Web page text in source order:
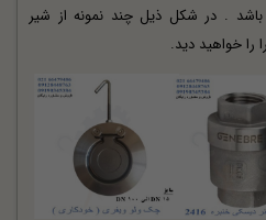
باشد . در شکل ذیل چند نمونه از شیر
را خواهید دید.